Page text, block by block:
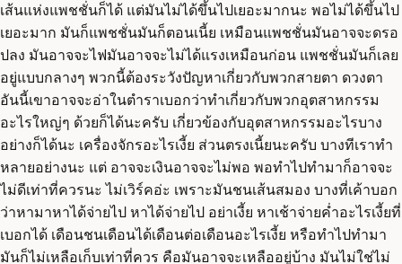
เส้นแห่งแพชชั่นก็ได้ แต่มันไม่ได้ขึ้นไปเยอะมากนะ พอไม่ได้ขึ้นไป
เยอะมาก มันก็แพชชั่นมันก็ตอนเนี้ย เหมือนแพชชั่นมันอาจจะดรอ
ปลง มันอาจจะไฟมันอาจจะไม่ได้แรงเหมือนก่อน แพชชั่นมันก็เลย
อยู่แบบกลางๆ พวกนี้ต้องระวังปัญหาเกี่ยวกับพวกสายตา ดวงตา
อันนี้เขาอาจจะอ่าในตำราเบอกว่าทำเกี่ยวกับพวกอุตสาหกรรม
อะไรใหญ่ๆ ด้วยก็ได้นะครับ เกี่ยวข้องกับอุตสาหกรรมอะไรบาง
อย่างก็ได้นะ เครื่องจักรอะไรเงี้ย ส่วนตรงเนี้ยนะครับ บางทีเราทำ
หลายอย่างนะ แต่ อาจจะเงินอาจจะไม่พอ พอทำไปทำมาก็อาจจะ
ไม่ดีเท่าที่ควรนะ ไม่เวิร์คอ่ะ เพราะมันชนเส้นสมอง บางที่เค้าบอก
ว่าหามาหาได้จ่ายไป หาได้จ่ายไป อย่าเงี้ย หาเช้าจ่ายค่ำอะไรเงี้ยที่
เบอกได้ เดือนชนเดือนได้เดือนต่อเดือนอะไรเงี้ย หรือทำไปทำมา
มันก็ไม่เหลือเก็บเท่าที่ควร คือมันอาจจะเหลืออยู่บ้าง มันไม่ใช่ไม่